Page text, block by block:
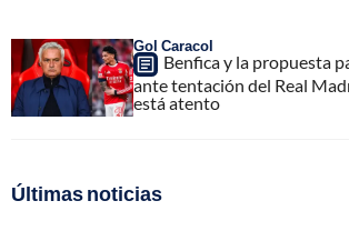
Gol Caracol
Benfica y la propuesta
ante tentación del Real
está atento
Últimas noticias